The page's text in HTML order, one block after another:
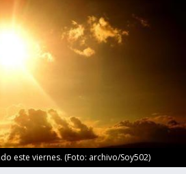
este viernes. (Foto: archivo/Soy502)